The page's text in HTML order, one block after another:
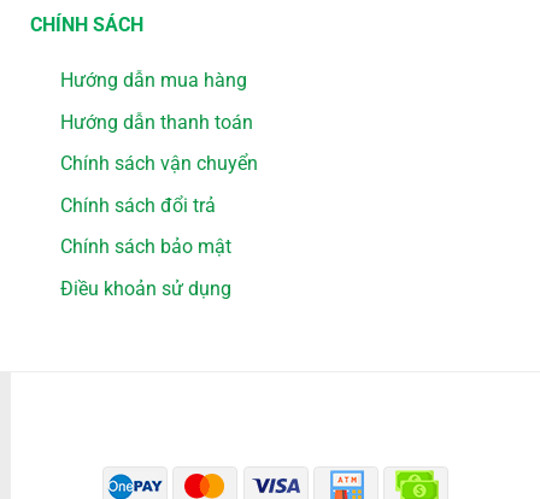
CHÍNH SÁCH
Hướng dẫn mua hàng
Hướng dẫn thanh toán
Chính sách vận chuyển
Chính sách đổi trả
Chính sách bảo mật
Điều khoản sử dụng